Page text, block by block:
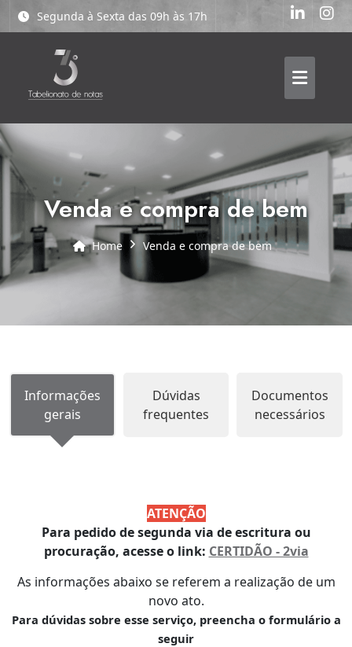
Segunda à Sexta das 09h às 17h
venda e compra de bem
Home venda e compra de bem
Informações
gerais
Dúvidas
frequentes
Documentos
necessários
ATENÇÃO
Para pedido de segunda via de escritura ou
procuração, acesse o link: CERTIDÃO - 2via
As informações abaixo se referem a realização de um
novo ato.
Para dúvidas sobre esse serviço, preencha o formulário a
seguir